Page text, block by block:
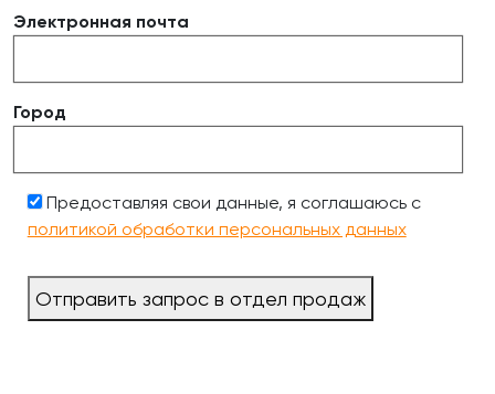
Электронная почта
Город
Предоставляя свои данные, я соглашаюсь с
политикой обработки персональных данных
Отправить запрос в отдел продаж